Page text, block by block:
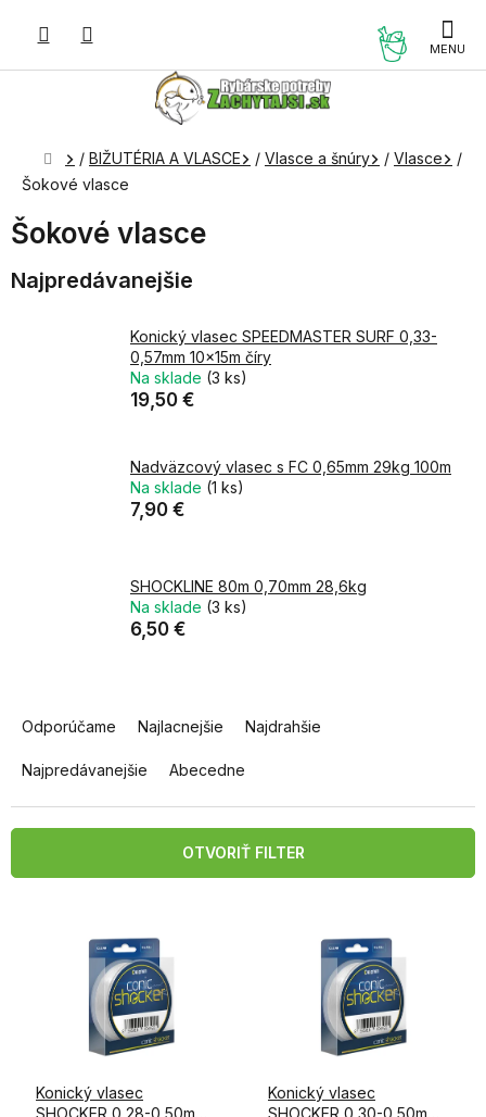
Domov
/ BIŽUTÉRIA A VLASCE / Vlasce a šnúry / Vlasce
/
Šokové vlasce
Šokové vlasce
Najpredávanejšie
Konický vlasec SPEEDMASTER SURF 0,33-
0,57mm 10x15m číry
Na sklade (3 ks)
19,50 €
Nadväzcový vlasec s FC 0,65mm 29kg 100m
Na sklade (1 ks)
7,90 €
SHOCKLINE 80m 0,70mm 28,6kg
Na sklade (3 ks)
6,50 €
a
e
p
Odporúčame Najlacnejšie Najdrahšie
Najpredávanejšie Abecedne
OTVORIŤ FILTER
Konický vlasec
SHOCKER 0,28-0,50mm
Konický vlasec
SHOCKER 0,30-0,50mm